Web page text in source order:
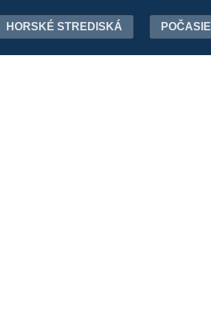
HORSKÉ STREDISKÁ POČASIE